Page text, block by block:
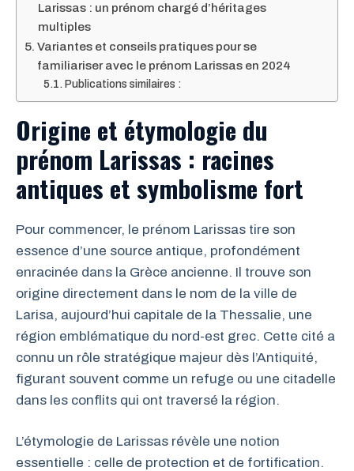
Larissas : un prénom chargé d’héritages
multiples
Variantes et conseils pratiques pour se
familiariser avec le prénom Larissas en 2024
Publications similaires :
Origine et étymologie du
prénom Larissas : racines
antiques et symbolisme fort
Pour commencer, le prénom Larissas tire son
essence d’une source antique, profondément
enracinée dans la Grèce ancienne. Il trouve son
origine directement dans le nom de la ville de
Larisa, aujourd’hui capitale de la Thessalie, une
région emblématique du nord-est grec. Cette cité a
connu un rôle stratégique majeur dès l’Antiquité,
figurant souvent comme un refuge ou une citadelle
dans les conflits qui ont traversé la région.
L’étymologie de Larissas révèle une notion
essentielle : celle de protection et de fortification.